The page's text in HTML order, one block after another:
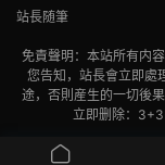
站長随筆
免責聲明：本站所有内
您告知，站長會立即處
途，否則産生的一切後
立即删除：
蘇